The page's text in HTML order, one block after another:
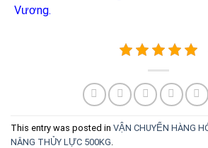
Vương.
This entry was posted in VẬN CHUYỂN HÀNG
NÂNG THỦY LỰC 500KG